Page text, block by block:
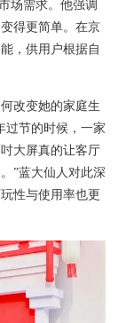
场需求。他强调
得更简单。在京
，供用户根据自
改变她的家庭生
过节的时候，一家
大屏真的让客厅
”蓝大仙人对此深
性与使用率也更